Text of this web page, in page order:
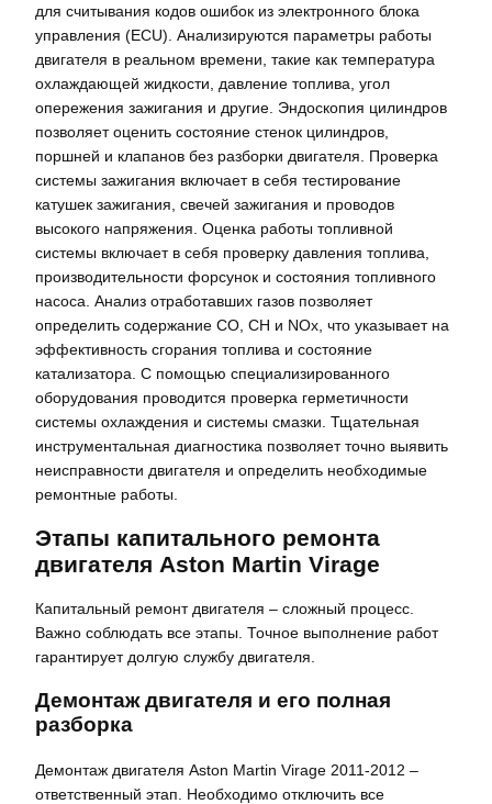
для считывания кодов ошибок из электронного блока
управления (ECU). Анализируются параметры работы
двигателя в реальном времени, такие как температура
охлаждающей жидкости, давление топлива, угол
опережения зажигания и другие. Эндоскопия цилиндров
позволяет оценить состояние стенок цилиндров,
поршней и клапанов без разборки двигателя. Проверка
системы зажигания включает в себя тестирование
катушек зажигания, свечей зажигания и проводов
высокого напряжения. Оценка работы топливной
системы включает в себя проверку давления топлива,
производительности форсунок и состояния топливного
насоса. Анализ отработавших газов позволяет
определить содержание CO, CH и NOx, что указывает на
эффективность сгорания топлива и состояние
катализатора. С помощью специализированного
оборудования проводится проверка герметичности
системы охлаждения и системы смазки. Тщательная
инструментальная диагностика позволяет точно выявить
неисправности двигателя и определить необходимые
ремонтные работы.
Этапы капитального ремонта
двигателя Aston Martin Virage
Капитальный ремонт двигателя – сложный процесс.
Важно соблюдать все этапы. Точное выполнение работ
гарантирует долгую службу двигателя.
Демонтаж двигателя и его полная
разборка
Демонтаж двигателя Aston Martin Virage 2011-2012 –
ответственный этап. Необходимо отключить все